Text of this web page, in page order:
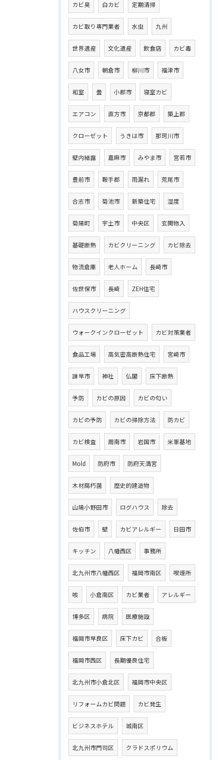
カビ臭 白カビ 定期清掃
カビ取り専門業者 水虫 九州
世界遺産 文化遺産 飲食店 カビ毒
八女市 朝倉市 柳川市 福津市
和室 畳 小郡市 寝室カビ
エアコン 直方市 京都郡 築上郡
クローゼット うきは市 那珂川市
壁内結露 嘉麻市 みやま市 宮若市
豊前市 鞍手郡 雨漏れ 荒尾市
合志市 菊池市 新築住宅 湿度
菊陽町 宇土市 中央区 玄関物入
基礎断熱 カビクリーニング カビ除去
物流倉庫 老人ホーム 長崎市
佐世保市 長崎 ZEH住宅
ハウスクリーニング
ウォークインクローゼット カビ対策業者
食品工場 高気密高断熱住宅 宮崎市
諫早市 神社 仏閣 床下断熱
予防 カビの原因 カビの匂い
カビの予防 カビの掃除方法 防カビ
カビ検査 周南市 岩国市 米軍基地
Mold 防府市 防府天満宮
木材腐朽菌 歴史的建造物
山陽小野田市 ログハウス 除去
佐伯市 壁 カビアレルギー 日田市
キッチン 八幡西区 事務所
北九州市八幡西区 福岡市南区 喫煙所
咳 小倉南区 カビ業者 アレルギー
博多区 病院 医療施設
福岡市早良区 床下カビ 合板
福岡市西区 長期優良住宅
北九州市小倉北区 福岡市中央区
リフォームカビ問題 カビ発生
ビジネスホテル 城南区
北九州市門司区 クラドスポリウム